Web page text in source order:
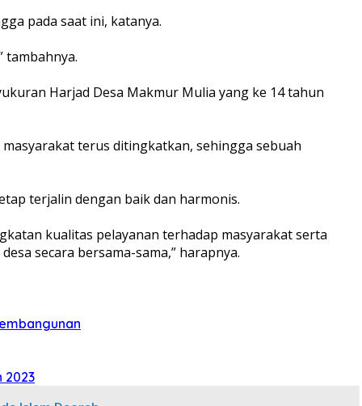
pada saat ini, katanya.
tambahnya.
Harjad Desa Makmur Mulia yang ke 14 tahun
terus ditingkatkan, sehingga sebuah
terjalin dengan baik dan harmonis.
kualitas pelayanan terhadap masyarakat serta
secara bersama-sama,” harapnya.
2023